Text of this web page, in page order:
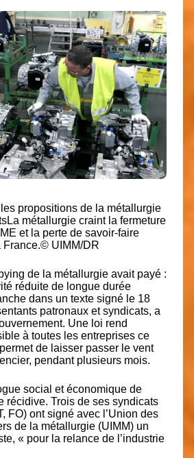
les propositions de la métallurgie
métallurgie craint la fermeture
et la perte de savoir-faire
France.© UIMM/DR
de la métallurgie avait payé :
réduite de longue durée
dans un texte signé le 18
patronaux et syndicats, a
Une loi rend
à toutes les entreprises ce
de laisser passer le vent
pendant plusieurs mois.
social et économique de
récidive. Trois de ses syndicats
FO) ont signé avec l’Union des
de la métallurgie (UIMM) un
« pour la relance de l’industrie